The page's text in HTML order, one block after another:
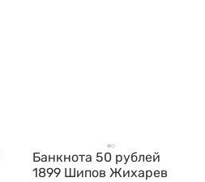
Банкнота 50 рублей
1899 Шипов Жихарев